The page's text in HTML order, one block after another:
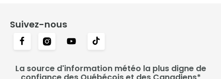
Suivez-nous
La source d'information météo la plus digne de